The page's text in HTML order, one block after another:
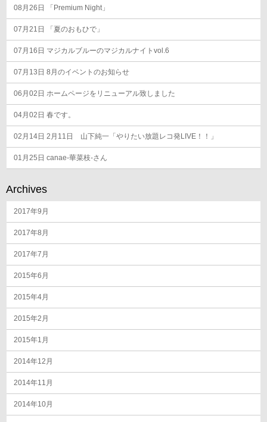
08月26日 「Premium Night」
07月21日 「夏のおもひで」
07月16日 マジカルブルーのマジカルナイトvol.6
07月13日 8月のイベントのお知らせ
06月02日 ホームページをリニューアル致しました
04月02日 春です。
02月14日 2月11日 山下純一「やりたい放題レコ発LIVE！！」
01月25日 canae-華菜枝-さん
Archives
2017年9月
2017年8月
2017年7月
2015年6月
2015年4月
2015年2月
2015年1月
2014年12月
2014年11月
2014年10月